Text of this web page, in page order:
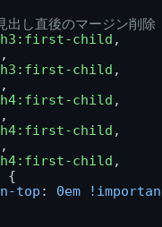
し直後のマージン削
h3 :first-child ,
,
h3 :first-child ,
,
h4:first-child ,
,
h4:first-child ,
,
h4:first-child ,
{
top : 0em